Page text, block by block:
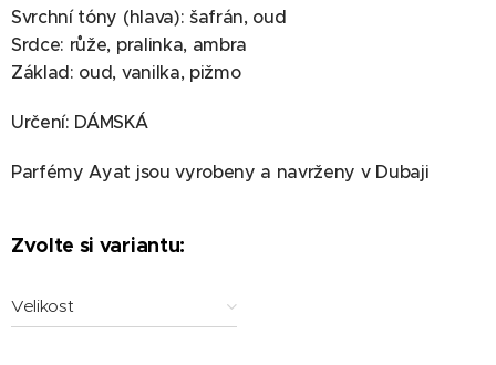
Svrchní tóny (hlava): šafrán, oud
Srdce: růže, pralinka, ambra
Základ: oud, vanilka, pižmo
Určení: DÁMSKÁ
Parfémy Ayat jsou vyrobeny a navrženy v Dubaji
Zvolte si variantu:
Velikost